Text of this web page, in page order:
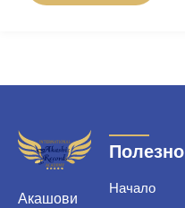
Акашови
Полезно
Начало